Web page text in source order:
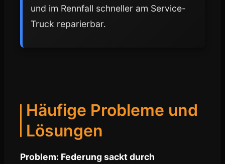
und im Rennfall schneller am Service-
Truck reparierbar.
Häufige Probleme und
Lösungen
Problem: Federung sackt durch